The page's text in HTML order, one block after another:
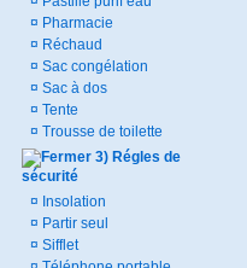
¤ Pharmacie
¤ Réchaud
¤ Sac congélation
¤ Sac à dos
¤ Tente
¤ Trousse de toilette
3) Régles de
sécurité
¤ Insolation
¤ Partir seul
¤ Sifflet